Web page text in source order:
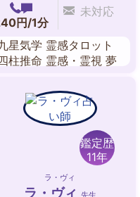
円/1分
未対応
星気学 霊感タロット
柱推命 霊感・霊視 夢
鑑定歴
11年
ラ・ヴィ
ラ・ヴィ 先生